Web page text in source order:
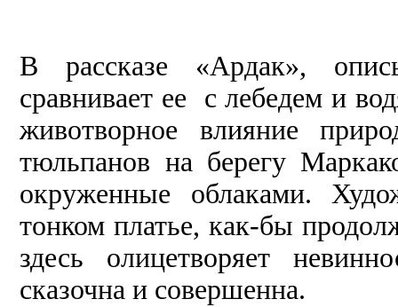
В рассказе «Ардак»,
сравнивает ее с лебедем и
животворное влияние
тюльпанов на берегу
окруженные облаками.
тонком платье, как-бы
здесь олицетворяет
сказочна и совершенна.